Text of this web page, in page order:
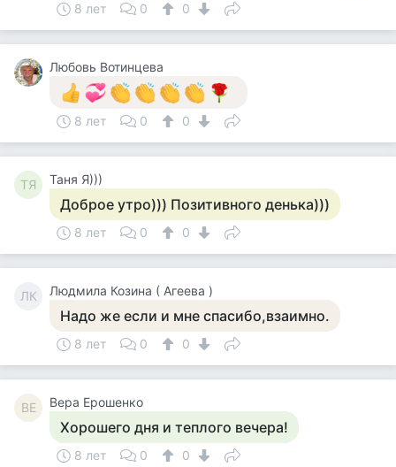
8 лет 0 0
Любовь Вотинцева
8 лет 0 0
ТЯ Таня Я)))
Доброе утро))) Позитивного денька)))
8 лет 0 0
ЛК Людмила Козина ( Агеева )
Надо же если и мне спасибо,взаимно.
8 лет 0 0
ВЕ Вера Ерошенко
Хорошего дня и теплого вечера!
8 лет 0 0